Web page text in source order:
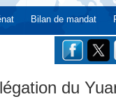
Bilan de mandat
du